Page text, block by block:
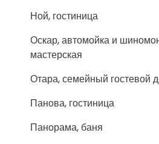
Ной, гостиница
Оскар, автомойка и
мастерская
Отара, семейный гостевой
Панова, гостиница
Панорама, баня